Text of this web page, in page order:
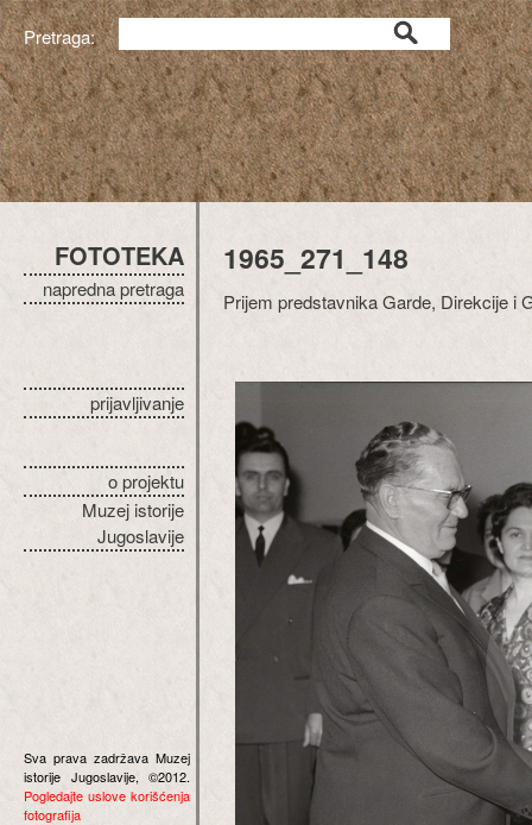
Pretraga:
FOTOTEKA
napredna pretraga
prijavljivanje
o projektu
Muzej istorije
Jugoslavije
Sva prava zadržava Muzej
istorije Jugoslavije, ©2012.
Pogledajte uslove korišćenja
fotografija
1965_271_148
Prijem predstavnika Garde, Direkcije i